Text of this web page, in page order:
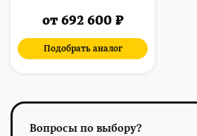
от 692 600 ₽
Подобрать аналог
Вопросы по выбору?